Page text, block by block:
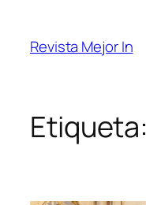
contenido
Revista Mejor In
Etiqueta: